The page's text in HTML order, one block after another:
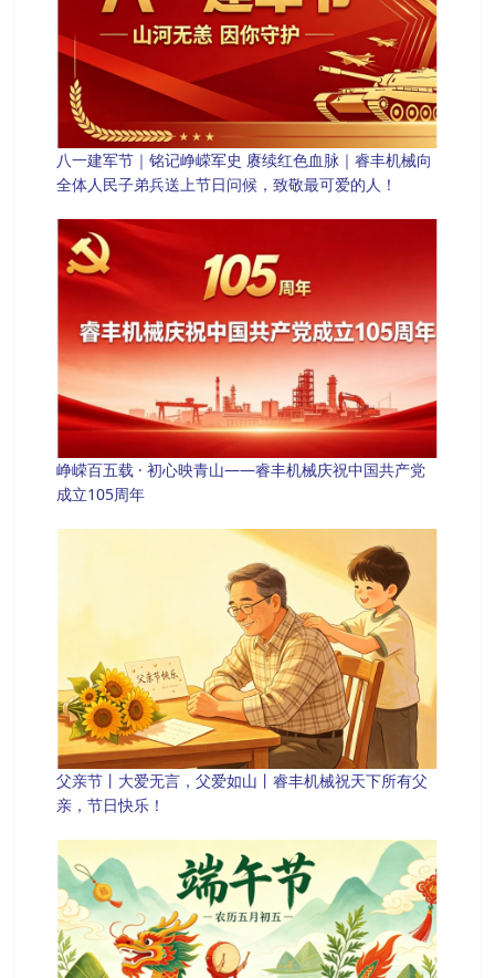
八一建军节｜铭记峥嵘军史 赓续红色血脉｜睿丰机械向
全体人民子弟兵送上节日问候，致敬最可爱的人！
峥嵘百五载 · 初心映青山——睿丰机械庆祝中国共产党
成立105周年
父亲节丨大爱无言，父爱如山丨睿丰机械祝天下所有父
亲，节日快乐！